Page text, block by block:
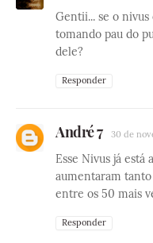
Gentii... se o
tomando pau do
dele?
Responder
André 7 30 de
Esse Nivus já está
aumentaram
entre os 50 mais
Responder